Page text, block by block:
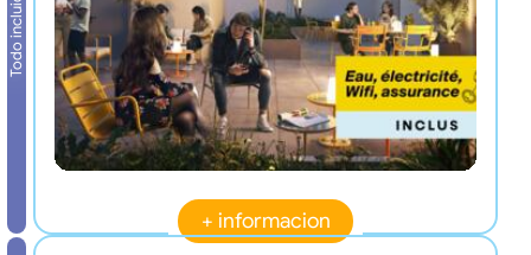
Todo incluido
+ informacion